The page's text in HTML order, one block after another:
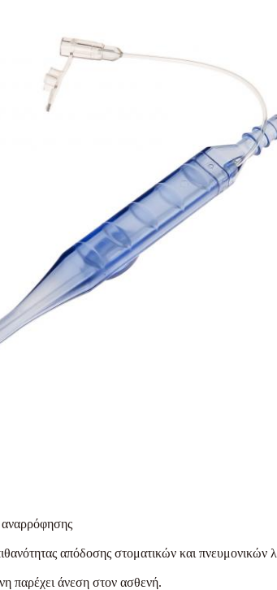
αναρρόφησης
απόδοσης στοματικών και πνευμονικών
παρέχει άνεση στον ασθενή.